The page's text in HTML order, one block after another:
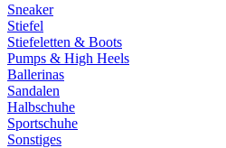
Sneaker
Stiefel
Stiefeletten & Boots
Pumps & High Heels
Ballerinas
Sandalen
Halbschuhe
Sportschuhe
Sonstiges